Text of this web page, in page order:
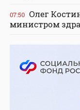
07:50 Олег
министром